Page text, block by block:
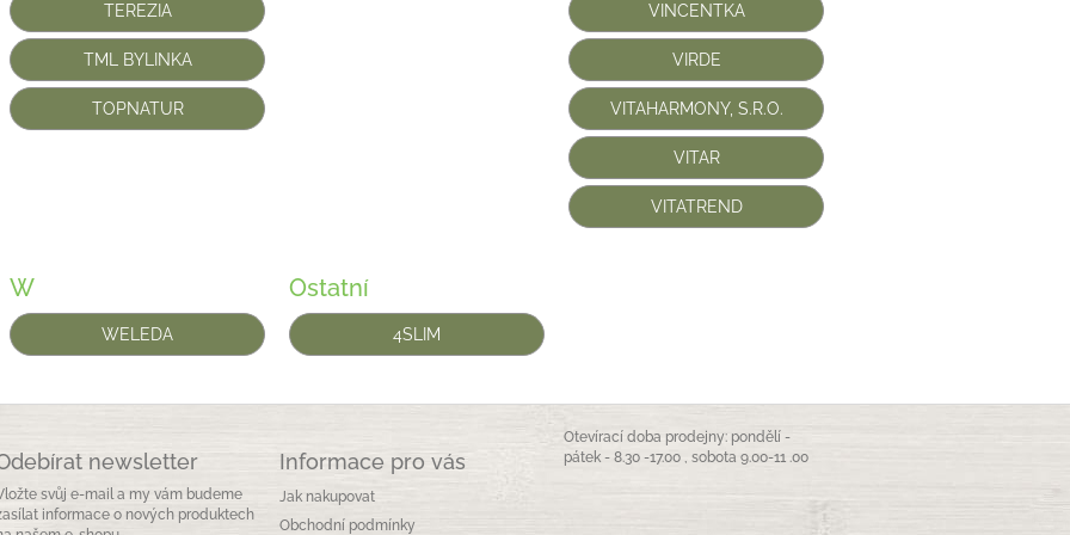
TEREZIA
TML BYLINKA
TOPNATUR
VINCENTKA
VIRDE
VITAHARMONY, S.R.O.
VITAR
VITATREND
W
WELEDA
Ostatní
4SLIM
newsletter
svůj e-mail a my vám budeme
informace o nových produktech
Informace pro vás
Jak nakupovat
Obchodní podmínky
Otevírací doba prodejny: pondělí -
pátek - 8.30 -17.00 , sobota 9.00-11 .00